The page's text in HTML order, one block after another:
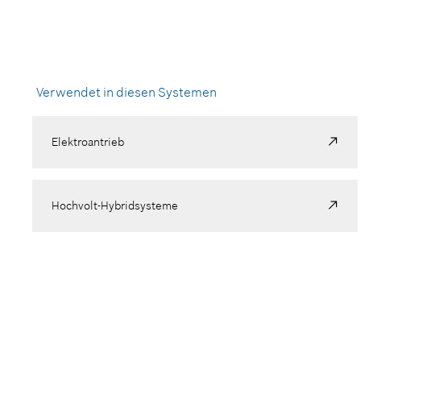
Verwendet in diesen Systemen
Elektroantrieb
Hochvolt-Hybridsysteme